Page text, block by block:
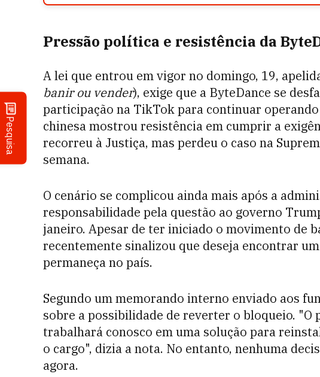
Pesquisa
Pressão política e resistência da
A lei que entrou em vigor no domingo, 19,
banir ou vender), exige que a ByteDance se
participação na TikTok para continuar
chinesa mostrou resistência em cumprir a
recorreu à Justiça, mas perdeu o caso na
semana.
O cenário se complicou ainda mais após a
responsabilidade pela questão ao governo
janeiro. Apesar de ter iniciado o movimento de
recentemente sinalizou que deseja encontrar
permaneça no país.
Segundo um memorando interno enviado aos
sobre a possibilidade de reverter o bloqueio.
trabalhará conosco em uma solução para
o cargo", dizia a nota. No entanto, nenhuma
agora.